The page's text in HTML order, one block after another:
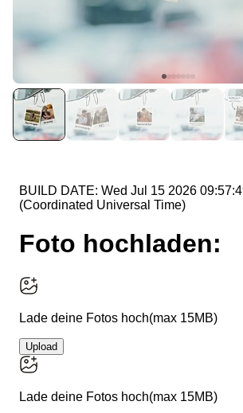
Personalisierbar
Geschenkpapier mit Gesicht
19,99 €